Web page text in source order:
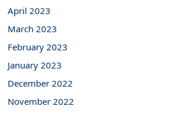
April 2023
March 2023
February 2023
January 2023
December 2022
November 2022